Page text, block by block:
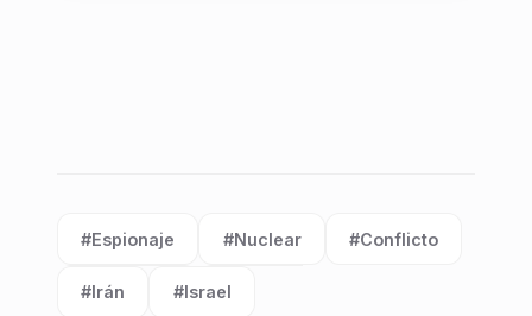
Etiqueta:
#Espionaje
Etiqueta:
#Nuclear
Etiqueta:
#Conflicto
Etiqueta:
#Irán
Etiqueta:
#Israel